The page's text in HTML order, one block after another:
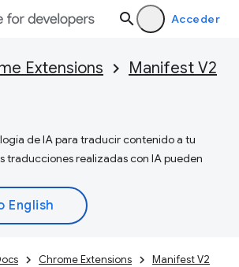
Acceder
Extensions Manifest V2
de IA para traducir contenido a tu
traducciones realizadas con IA pueden
Chrome Extensions Manifest V2